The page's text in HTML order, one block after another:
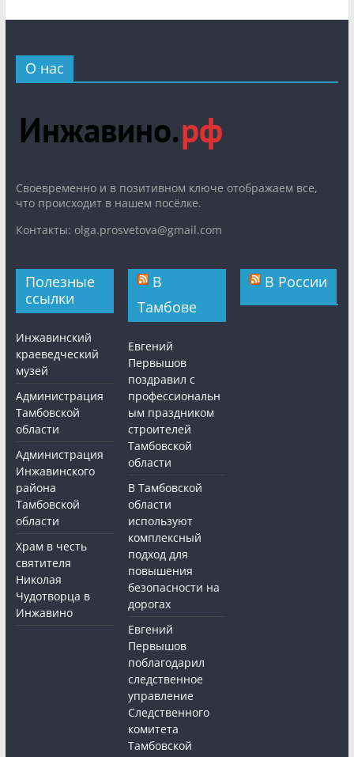
О нас
Cвоевременно и в позитивном ключе отображаем все,
что происходит в нашем посёлке.
Контакты: olga.prosvetova@gmail.com
Полезные
ссылки
Инжавинский
краеведческий
музей
Администрация
Тамбовской
области
Администрация
Инжавинского
района
Тамбовской
области
Храм в честь
святителя
Николая
Чудотворца в
Инжавино
В
Тамбове
Евгений
Первышов
поздравил с
профессиональн
ым праздником
строителей
Тамбовской
области
В Тамбовской
области
используют
комплексный
подход для
повышения
безопасности на
дорогах
Евгений
Первышов
поблагодарил
следственное
управление
Следственного
комитета
Тамбовской
В России